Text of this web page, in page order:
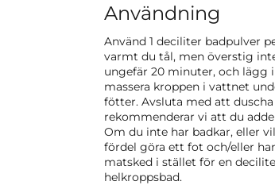
Användning
Använd 1 deciliter badpulver
varmt du tål, men överstig
ungefär 20 minuter, och lägg
massera kroppen i vattnet
fötter. Avsluta med att
rekommenderar vi att du
Om du inte har badkar, eller
fördel göra ett fot och/eller
matsked i stället för en
helkroppsbad.